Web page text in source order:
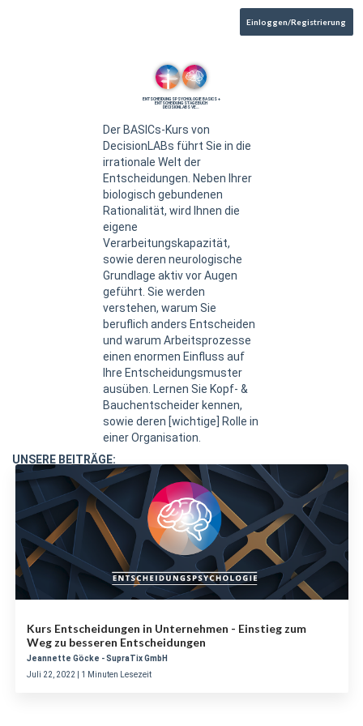
Einloggen/Registrierung
ENTSCHEIDUNGSPSYCHOLOGIE BASICS +
ENTSCHEIDUNGSTAGEBUCH
DECISIONLABS VE…
Der BASICs-Kurs von
DecisionLABs führt Sie in die
irrationale Welt der
Entscheidungen. Neben Ihrer
biologisch gebundenen
Rationalität, wird Ihnen die
eigene
Verarbeitungskapazität,
sowie deren neurologische
Grundlage aktiv vor Augen
geführt. Sie werden
verstehen, warum Sie
beruflich anders Entscheiden
und warum Arbeitsprozesse
einen enormen Einfluss auf
Ihre Entscheidungsmuster
ausüben. Lernen Sie Kopf- &
Bauchentscheider kennen,
sowie deren [wichtige] Rolle in
einer Organisation.
UNSERE BEITRÄGE:
Kurs Entscheidungen in Unternehmen - Einstieg zum
Weg zu besseren Entscheidungen
Jeannette Göcke - SupraTix GmbH
Juli 22, 2022 | 1 Minuten Lesezeit